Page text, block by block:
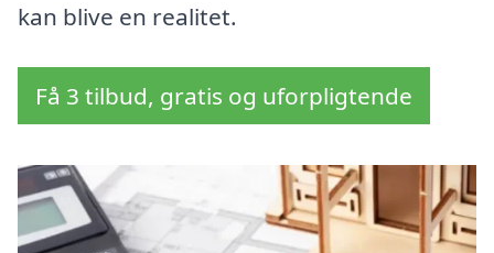
kan blive en realitet.
Få 3 tilbud, gratis og uforpligtende